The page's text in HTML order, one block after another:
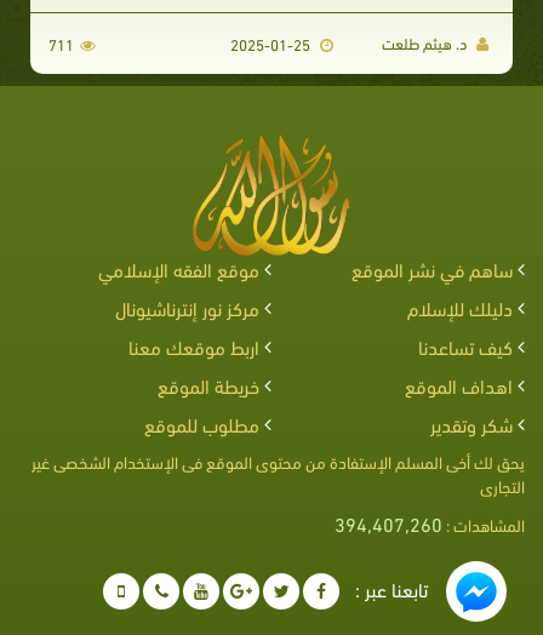
د. هيثم طلعت 2025-01-25
711
ساهم في نشر الموقع
موقع الفقه الإسلامي
دليلك للإسلام
مركز نور إنترناشيونال
كيف تساعدنا
اربط موقعك معنا
اهداف الموقع
خريطة الموقع
شكر وتقدير
مطلوب للموقع
يحق لك أخى المسلم الإستفادة من محتوى الموقع فى الإستخدام الشخصى غير
التجارى
المشاهدات : 394,407,260
تابعنا عبر :